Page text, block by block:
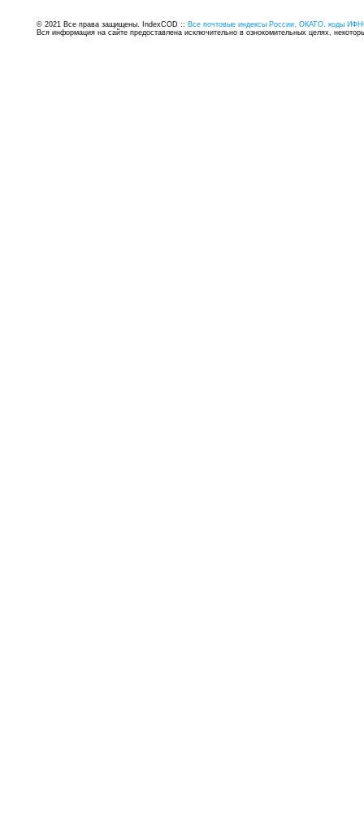
© 2021 Все права защищены. IndexCOD :: Все почтовые индексы России, ОКАТО, коды
Вся информация на сайте предоставлена исключительно в ознокомительных целях,